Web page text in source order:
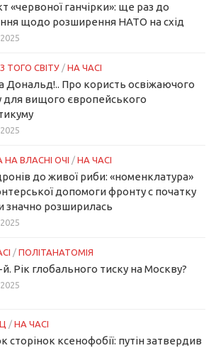
«червоної ганчірки»: ще раз до
щодо розширення НАТО на схід
З ТОГО СВІТУ / НА ЧАСІ
Дональд!.. Про користь освіжаючого
для вищого європейського
НА ВЛАСНІ ОЧІ / НА ЧАСІ
до живої риби: «номенклатура»
допомоги фронту с початку
значно розширилась
/ ПОЛІТАНАТОМІЯ
й. Рік глобального тиску на Москву?
/ НА ЧАСІ
сторінок ксенофобії: путін затвердив